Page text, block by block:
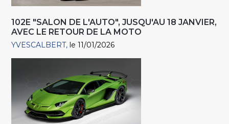
102E "SALON DE L'AUTO", JUSQU'AU 18 JANVIER,
AVEC LE RETOUR DE LA MOTO
YVESCALBERT le 11/01/2026